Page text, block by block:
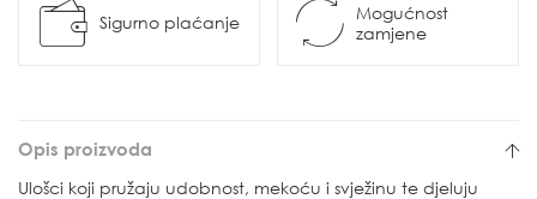
Sigurno plaćanje
Mogućnost
zamjene
Opis proizvoda
Ulošci koji pružaju udobnost, mekoću i svježinu te djeluju